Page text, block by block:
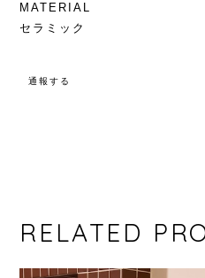
MATERIAL
セラミック
通報する
RELATED